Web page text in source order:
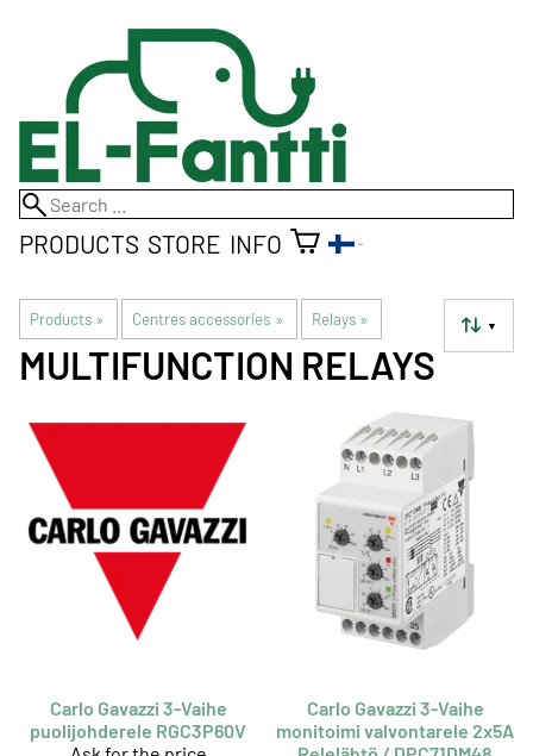
PRODUCTS STORE INFO
Products ‪» Centres accessories ‪» Relays ‪» ▼
MULTIFUNCTION RELAYS
Carlo Gavazzi 3-Vaihe
puolijohderele RGC3P60V
Carlo Gavazzi 3-Vaihe
monitoimi valvontarele 2x5A